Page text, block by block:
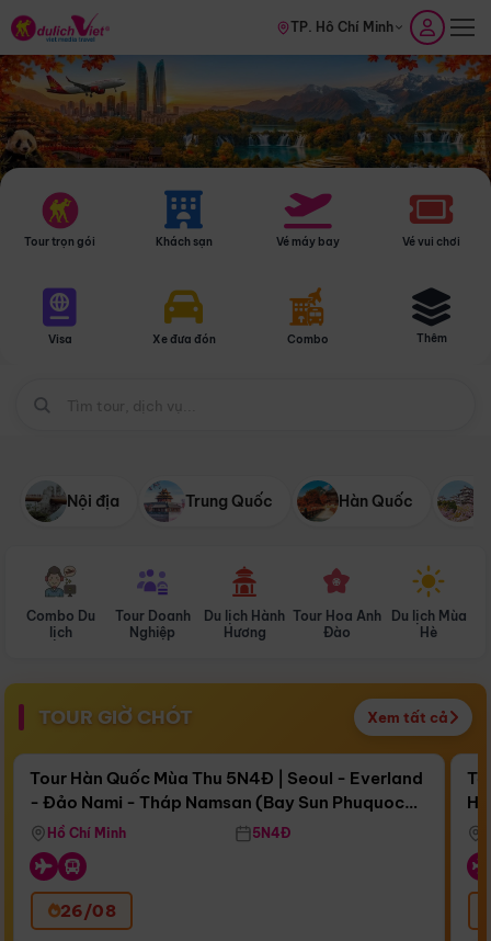
TP. Hồ Chí Minh
Tour trọn gói Khách sạn Vé máy bay Vé vui chơi
Visa Xe đưa đón Combo Thêm
Nội địa Trung Quốc Hàn Quốc
Combo Du
lịch
Tour Doanh
Nghiệp
Du lịch Hành
Hương
Tour Hoa Anh
Đào
Du lịch Mùa
Hè
TOUR GIỜ CHÓT Xem tất cả
Còn17 ngày 03:38:42
Bay Sun Phuquoc Airways
Điểm nổi bật
Tour Hàn Quốc Mùa Thu 5N4Đ | Seoul - Everland
- Đảo Nami - Tháp Namsan (Bay Sun Phuquoc
Airways)
Hồ Chí Minh 5N4Đ
26/08